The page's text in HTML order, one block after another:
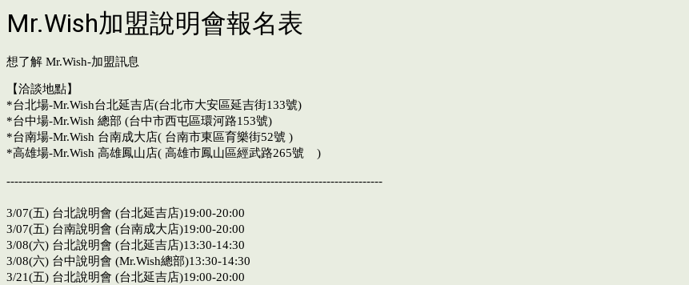
Mr.Wish加盟說明會報名表
想了解 Mr.Wish-加盟訊息
【洽談地點】
*台北場-Mr.Wish台北延吉店(台北市大安區延吉街133號)
*台中場-Mr.Wish 總部 (台中市西屯區環河路153號)
*台南場-Mr.Wish 台南成大店( 台南市東區育樂街52號 )
*高雄場-Mr.Wish 高雄鳳山店( 高雄市鳳山區經武路265號 )
----------------------------------------------------------------------------------------------
3/07(五) 台北說明會 (台北延吉店)19:00-20:00
3/07(五) 台南說明會 (台南成大店)19:00-20:00
3/08(六) 台北說明會 (台北延吉店)13:30-14:30
3/08(六) 台中說明會 (Mr.Wish總部)13:30-14:30
3/21(五) 台北說明會 (台北延吉店)19:00-20:00